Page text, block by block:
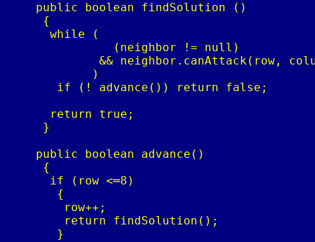
    public boolean findSolution ()
     {
      while (
               (neighbor != null)
&& neighbor.canAttack(row,
            )
       if (! advance()) return false;
      return true;
     }
    public boolean advance()
     {
      if (row <═8)
       {
        row++;
        return findSolution();
       }